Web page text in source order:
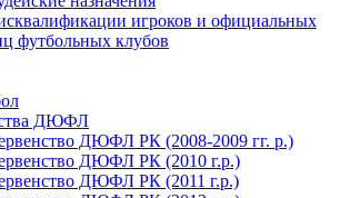
игроков и официальных
футбольных клубов
ДЮФЛ
ДЮФЛ РК (2008-2009 гг. р.)
ДЮФЛ РК (2010 г.р.)
ДЮФЛ РК (2011 г.р.)